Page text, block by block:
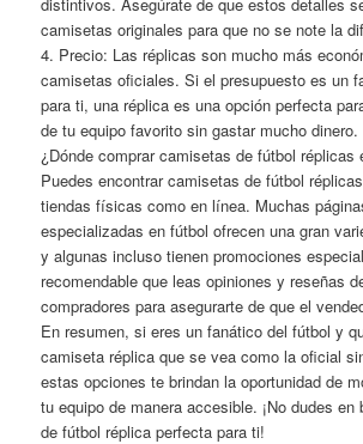
camisetas originales para que no se note la
4. Precio: Las réplicas son mucho más
camisetas oficiales. Si el presupuesto es un
para ti, una réplica es una opción perfecta
de tu equipo favorito sin gastar mucho dinero.
¿Dónde comprar camisetas de fútbol réplicas
Puedes encontrar camisetas de fútbol
tiendas físicas como en línea. Muchas
especializadas en fútbol ofrecen una gran
y algunas incluso tienen promociones
recomendable que leas opiniones y reseñas
compradores para asegurarte de que el
En resumen, si eres un fanático del fútbol y
camiseta réplica que se vea como la oficial
estas opciones te brindan la oportunidad de
tu equipo de manera accesible. ¡No dudes
de fútbol réplica perfecta para ti!